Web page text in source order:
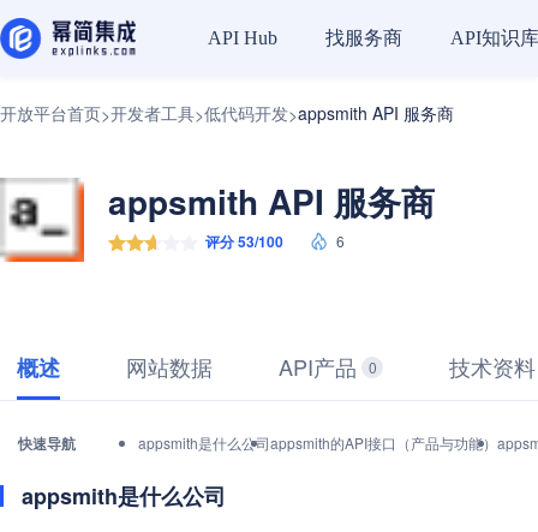
API Hub 找服务商 API知识库
开放平台首页>开发者工具>低代码开发>appsmith API 服务商
appsmith API 服务商
评分 53/100 6
概述 网站数据 API产品 0 技术资料
快速导航 appsmith是什么公司appsmith的API接口（产品与功能）
appsmith是什么公司